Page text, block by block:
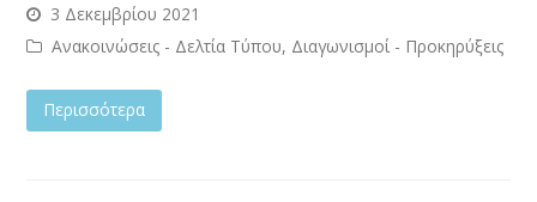
3 Δεκεμβρίου 2021
Ανακοινώσεις - Δελτία Τύπου, Διαγωνισμοί - Προκηρύξεις
Περισσότερα